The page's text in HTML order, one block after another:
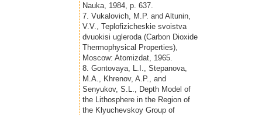
Nauka, 1984, p. 637.
7. Vukalovich, M.P. and Altunin,
V.V., Teplofizicheskie svoistva
dvuokisi ugleroda (Carbon Dioxide
Thermophysical Properties),
Moscow: Atomizdat, 1965.
8. Gontovaya, L.I., Stepanova,
M.A., Khrenov, A.P., and
Senyukov, S.L., Depth Model of
the Lithosphere in the Region of
the Klyuchevskoy Group of